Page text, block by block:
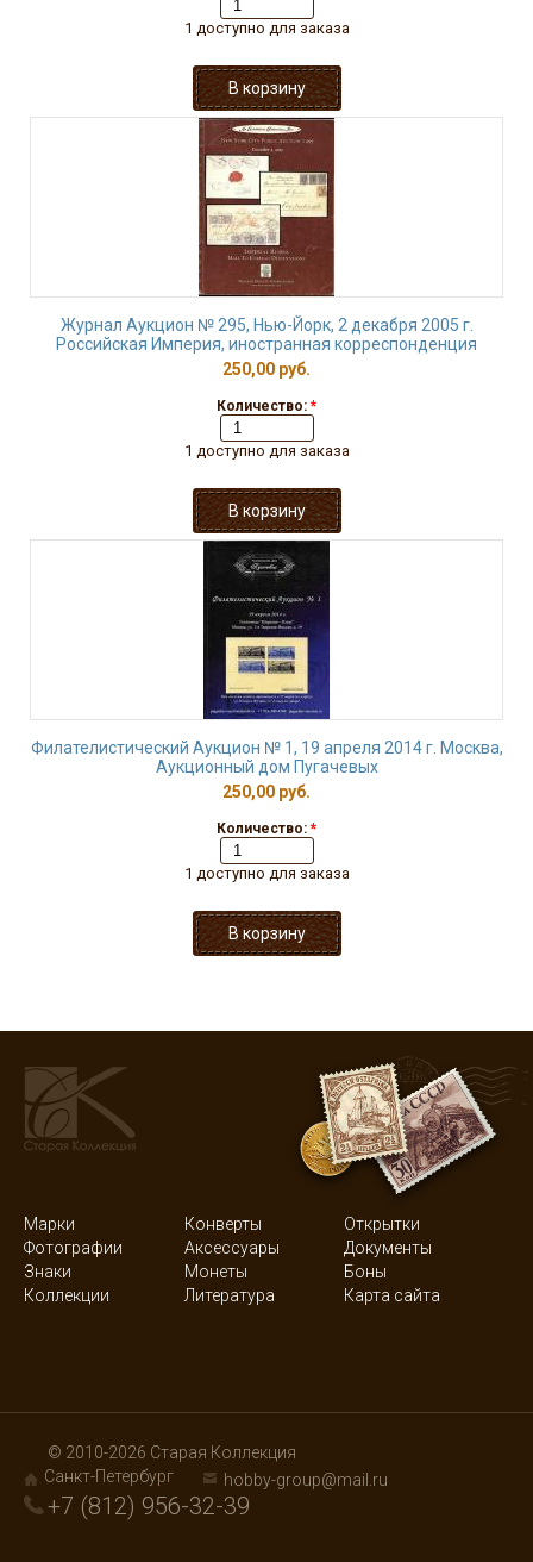
1 доступно для заказа
Журнал Аукцион № 295, Нью-Йорк, 2 декабря 2005 г.
Российская Империя, иностранная корреспонденция
250,00 руб.
Количество: *
1 доступно для заказа
Филателистический Аукцион № 1, 19 апреля 2014 г. Москва,
Аукционный дом Пугачевых
250,00 руб.
Количество: *
1 доступно для заказа
Марки Конверты
Открытки
Фотографии
Аксессуары
Документы
Знаки
Монеты
Боны
Коллекции
Литература Карта сайта
© 2010-2026 Старая Коллекция
Санкт-Петербург
hobby-group@mail.ru
+7 (812) 956-32-39